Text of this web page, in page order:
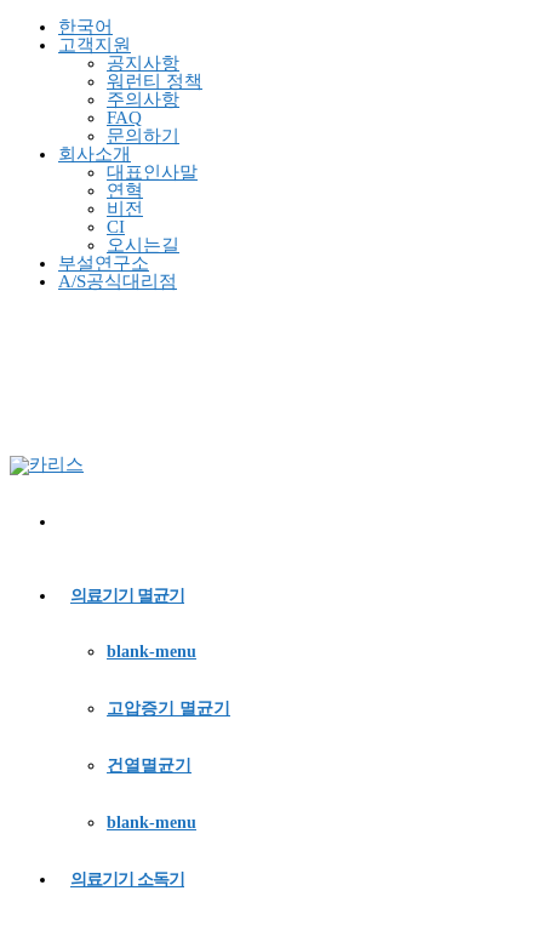
한국어
고객지원
공지사항
워런티 정책
주의사항
FAQ
문의하기
회사소개
대표인사말
연혁
비전
CI
오시는길
부설연구소
A/S공식대리점
의료기기 멸균기
blank-menu
고압증기 멸균기
건열멸균기
blank-menu
의료기기 소독기